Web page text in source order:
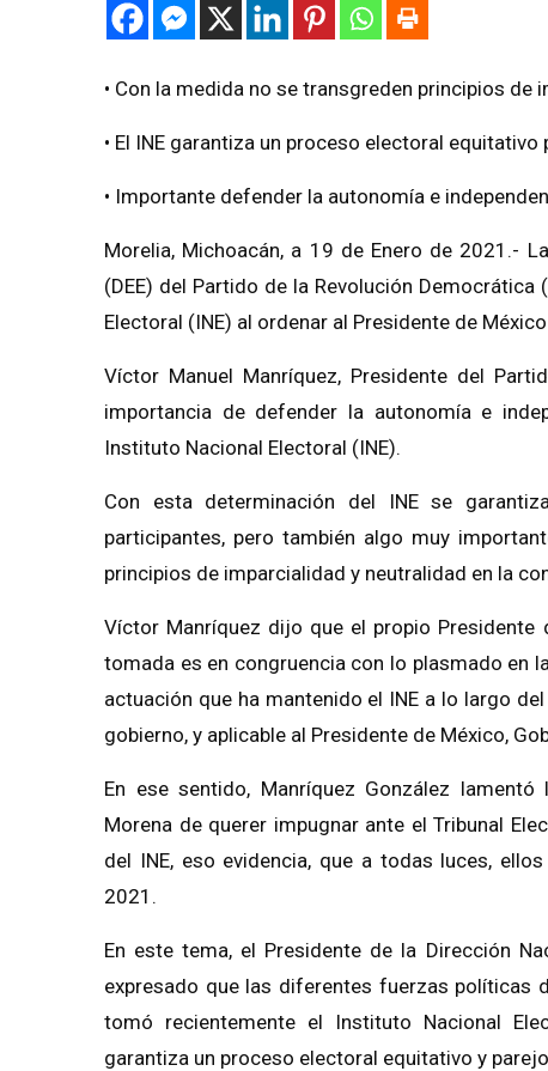
• Con la medida no se transgreden principios
• El INE garantiza un proceso electoral
• Importante defender la autonomía e
Morelia, Michoacán, a 19 de Enero de 2021.-
(DEE) del Partido de la Revolución
Electoral (INE) al ordenar al Presidente de
Víctor Manuel Manríquez, Presidente del
importancia de defender la autonomía e
Instituto Nacional Electoral (INE).
Con esta determinación del INE se
participantes, pero también algo muy
principios de imparcialidad y neutralidad en la
Víctor Manríquez dijo que el propio Presidente
tomada es en congruencia con lo plasmado en
actuación que ha mantenido el INE a lo largo
gobierno, y aplicable al Presidente de México,
En ese sentido, Manríquez González
Morena de querer impugnar ante el Tribunal
del INE, eso evidencia, que a todas luces,
2021.
En este tema, el Presidente de la Dirección
expresado que las diferentes fuerzas políticas
tomó recientemente el Instituto Nacional
garantiza un proceso electoral equitativo y